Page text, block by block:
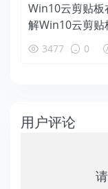
Win10云剪贴板
解Win10云剪贴
使用教程
3477 0
用户评论